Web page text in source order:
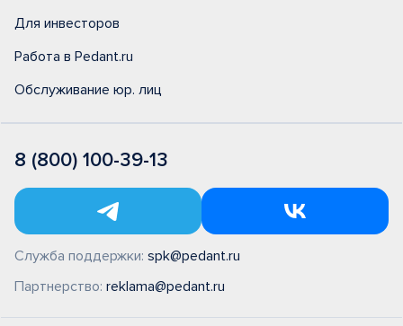
Для инвесторов
Работа в Pedant.ru
Обслуживание юр. лиц
8 (800) 100-39-13
Служба поддержки: spk@pedant.ru
Партнерство: reklama@pedant.ru